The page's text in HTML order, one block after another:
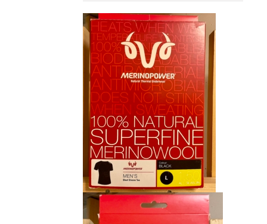
initial
était :
CHF 85.00.
actuel
est :
CHF 59.00.